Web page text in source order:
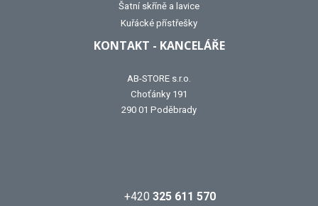
Šatní skříně a lavice
Kuřácké přístřešky
KONTAKT - KANCELÁŘE
AB-STORE s.r.o.
Choťánky 191
290 01 Poděbrady
+420 325 611 570